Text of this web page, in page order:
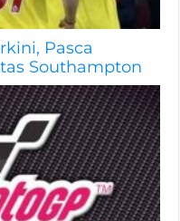
Pasca
Southampton